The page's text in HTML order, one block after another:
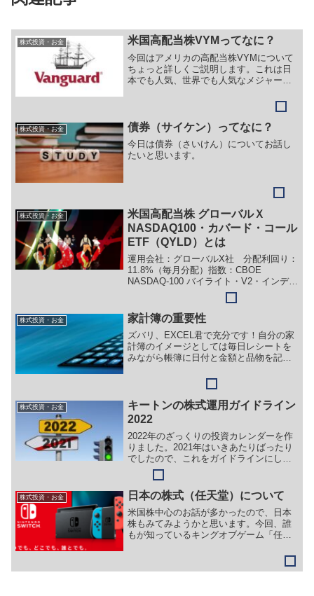
株式投資・お金 米国高配当株VYMってなに？
今回はアメリカの高配当株VYMについて
ちょっと詳しくご説明します。これは日
本でも人気、世界でも人気なメジャーフ
国高配当株式ETF」 という米国株の詰め
合わせセットで通称が「VYM」です。
株式投資・お金 債券（サイケン）ってなに？
今日は債券（さいけん）についてお話し
たいと思います。
株式投資・お金
米国高配当株 グローバルＸ
NASDAQ100・カバード・コール
ETF（QYLD）とは
運用会社：グローバルX社 分配利回り：
11.8%（毎月分配）指数：CBOE
NASDAQ-100 バイライト・V2・インデッ
クス 資産総額；33.5億ドル 組み入れ
銘柄：102銘柄 上位セクター：情報技術
47%、通信サービス20% 経費率0.67%
株式投資・お金 家計簿の重要性
ズバリ、EXCEL君で充分です！自分の家
計簿のイメージとしては毎日レシートを
みながら帳簿に日付と金額と品物を記入
っちゃった～、来月は節約しなくちゃ
ね。みたいなものを抱いてて、それって
金額管理なの？ただの買...
株式投資・お金
キートンの株式運用ガイドライン
2022
2022年のざっくりの投資カレンダーを作
りました。2021年はいきあたりばったり
でしたので、これをガイドラインにして
ブラッシュアップしながら今年は行動し
ていきたいと思います。
株式投資・お金 日本の株式（任天堂）について
米国株中心のお話が多かったので、日本
株もみてみようかと思います。今回、誰
もが知っているキングオブゲーム「任天